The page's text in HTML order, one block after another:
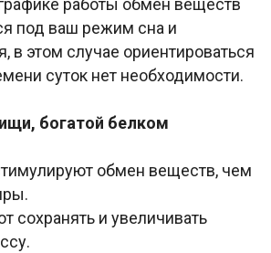
работы обмен веществ
под ваш режим сна и
в этом случае ориентироваться
суток нет необходимости.
богатой белком
обмен веществ, чем
сохранять и увеличивать